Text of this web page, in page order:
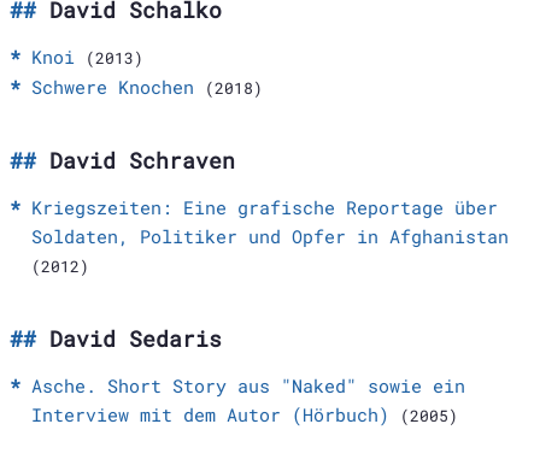
David Schalko
Knoi (2013)
Schwere Knochen (2018)
David Schraven
Kriegszeiten: Eine grafische Reportage über
Soldaten, Politiker und Opfer in Afghanistan
(2012)
David Sedaris
Asche. Short Story aus "Naked" sowie ein
Interview mit dem Autor (Hörbuch)
(2005)